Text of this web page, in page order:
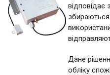
відповідає
Дане
обліку